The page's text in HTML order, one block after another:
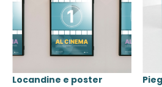
Locandine e poster